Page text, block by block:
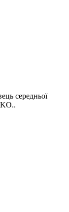
середньої